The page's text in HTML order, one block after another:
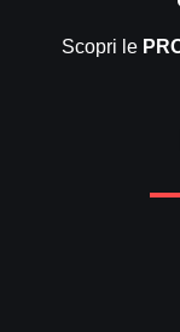
Scopri le